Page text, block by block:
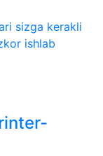
sizga kerakli
ishlab